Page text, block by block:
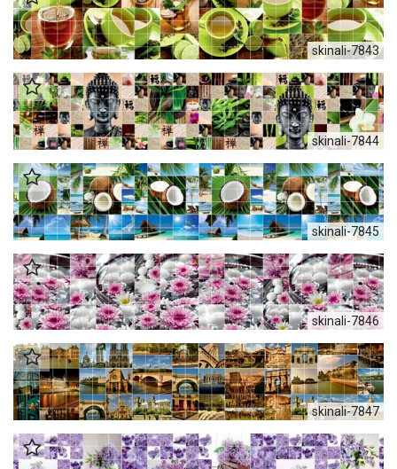
skinali-7843
skinali-7844
skinali-7845
skinali-7846
skinali-7847